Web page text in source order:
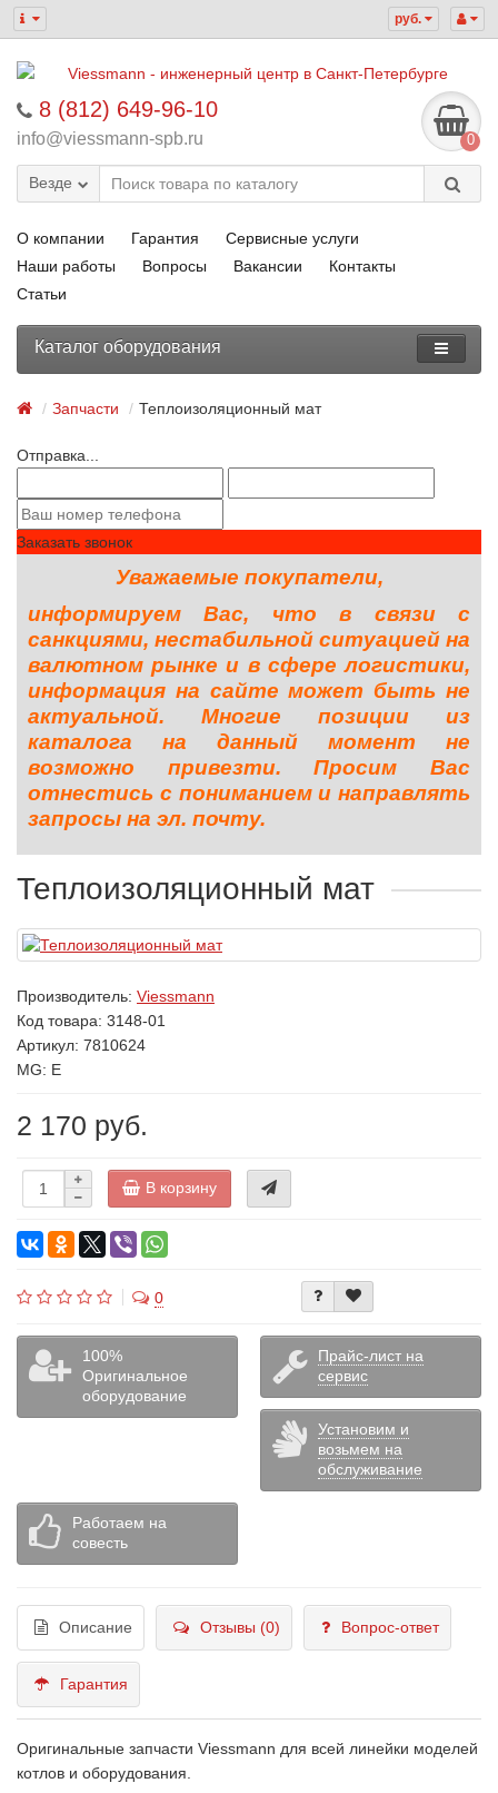
руб.
8 (812) 649-96-10
info@viessmann-spb.ru 0
Везде
О компании Гарантия
Сервисные услуги
Наши работы
Вопросы Вакансии
Контакты
Статьи
Каталог оборудования
Запчасти Теплоизоляционный мат
Отправка...
Заказать звонок
Уважаемые покупатели,
информируем Вас, что в связи с
санкциями, нестабильной ситуацией на
валютном рынке и в сфере логистики,
информация на сайте может быть не
актуальной. Многие позиции из
каталога на данный момент не
возможно привезти. Просим Вас
отнестись с пониманием и направлять
запросы на эл. почту.
Теплоизоляционный мат
Производитель: Viessmann
Код товара: 3148-01
Артикул: 7810624
MG: E
2 170 руб.
В корзину
0
100%
Оригинальное
оборудование
Прайс-лист на
сервис
Установим и
возьмем на
обслуживание
Работаем на
совесть
Описание Отзывы (0) Вопрос-ответ
Гарантия
Оригинальные запчасти Viessmann для всей линейки моделей
котлов и оборудования.